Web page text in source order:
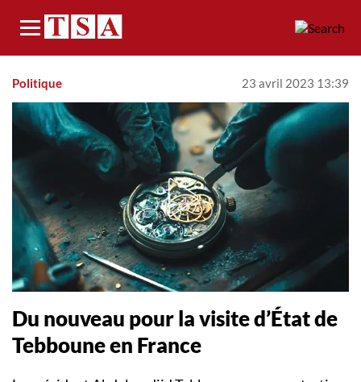
Menu
Politique 23 avril 2023 13:39
Du nouveau pour la visite d’État de
Tebboune en France